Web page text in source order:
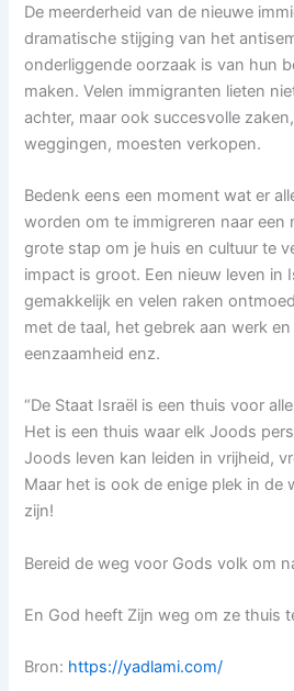
De meerderheid van de nieuwe
dramatische stijging van het
onderliggende oorzaak is van hun
maken. Velen immigranten lieten
achter, maar ook succesvolle
weggingen, moesten verkopen.
Bedenk eens een moment wat er
worden om te immigreren naar een
grote stap om je huis en cultuur te
impact is groot. Een nieuw leven in
gemakkelijk en velen raken
met de taal, het gebrek aan werk
eenzaamheid enz.
“De Staat Israël is een thuis voor
Het is een thuis waar elk Joods
Joods leven kan leiden in vrijheid,
Maar het is ook de enige plek in de
zijn!
Bereid de weg voor Gods volk om
En God heeft Zijn weg om ze thuis
Bron: https://yadlami.com/